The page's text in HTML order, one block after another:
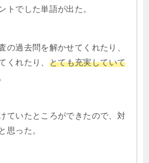
トでした単語が出た。
の過去問を解かせてくれたり、
くれたり、 とても充実していて
。
ていたところができたので、対
思った。